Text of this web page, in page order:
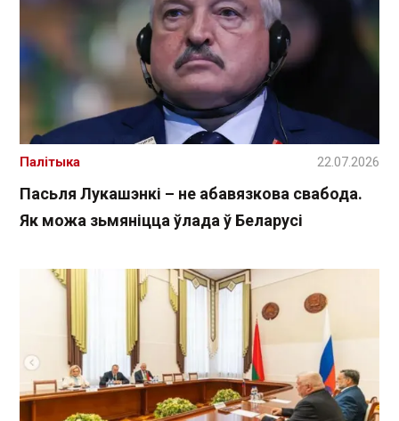
Пасьля Лукашэнкі – не абавязкова свабода.
Як можа зьмяніцца ўлада ў Беларусі
Палітыка 22.07.2026